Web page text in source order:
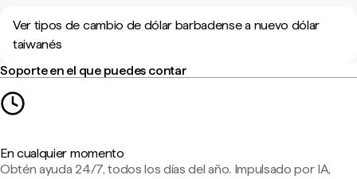
Ver tipos de cambio de dólar barbadense a nuevo dólar
taiwanés
Soporte en el que puedes contar
En cualquier momento
Obtén ayuda 24/7, todos los días del año. Impulsado por IA,